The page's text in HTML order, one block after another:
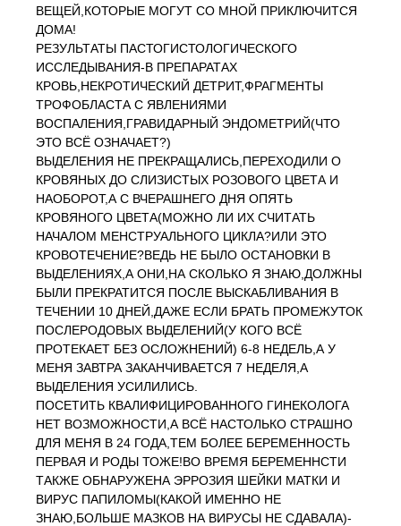
ВЕЩЕЙ,КОТОРЫЕ МОГУТ СО МНОЙ ПРИКЛЮЧИТСЯ
ДОМА!
РЕЗУЛЬТАТЫ ПАСТОГИСТОЛОГИЧЕСКОГО
ИССЛЕДЫВАНИЯ-В ПРЕПАРАТАХ
КРОВЬ,НЕКРОТИЧЕСКИЙ ДЕТРИТ,ФРАГМЕНТЫ
ТРОФОБЛАСТА С ЯВЛЕНИЯМИ
ВОСПАЛЕНИЯ,ГРАВИДАРНЫЙ ЭНДОМЕТРИЙ(ЧТО
ЭТО ВСЁ ОЗНАЧАЕТ?)
ВЫДЕЛЕНИЯ НЕ ПРЕКРАЩАЛИСЬ,ПЕРЕХОДИЛИ О
КРОВЯНЫХ ДО СЛИЗИСТЫХ РОЗОВОГО ЦВЕТА И
НАОБОРОТ,А С ВЧЕРАШНЕГО ДНЯ ОПЯТЬ
КРОВЯНОГО ЦВЕТА(МОЖНО ЛИ ИХ СЧИТАТЬ
НАЧАЛОМ МЕНСТРУАЛЬНОГО ЦИКЛА?ИЛИ ЭТО
КРОВОТЕЧЕНИЕ?ВЕДЬ НЕ БЫЛО ОСТАНОВКИ В
ВЫДЕЛЕНИЯХ,А ОНИ,НА СКОЛЬКО Я ЗНАЮ,ДОЛЖНЫ
БЫЛИ ПРЕКРАТИТСЯ ПОСЛЕ ВЫСКАБЛИВАНИЯ В
ТЕЧЕНИИ 10 ДНЕЙ,ДАЖЕ ЕСЛИ БРАТЬ ПРОМЕЖУТОК
ПОСЛЕРОДОВЫХ ВЫДЕЛЕНИЙ(У КОГО ВСЁ
ПРОТЕКАЕТ БЕЗ ОСЛОЖНЕНИЙ) 6-8 НЕДЕЛЬ,А У
МЕНЯ ЗАВТРА ЗАКАНЧИВАЕТСЯ 7 НЕДЕЛЯ,А
ВЫДЕЛЕНИЯ УСИЛИЛИСЬ.
ПОСЕТИТЬ КВАЛИФИЦИРОВАННОГО ГИНЕКОЛОГА
НЕТ ВОЗМОЖНОСТИ,А ВСЁ НАСТОЛЬКО СТРАШНО
ДЛЯ МЕНЯ В 24 ГОДА,ТЕМ БОЛЕЕ БЕРЕМЕННОСТЬ
ПЕРВАЯ И РОДЫ ТОЖЕ!ВО ВРЕМЯ БЕРЕМЕННСТИ
ТАКЖЕ ОБНАРУЖЕНА ЭРРОЗИЯ ШЕЙКИ МАТКИ И
ВИРУС ПАПИЛОМЫ(КАКОЙ ИМЕННО НЕ
ЗНАЮ,БОЛЬШЕ МАЗКОВ НА ВИРУСЫ НЕ СДАВАЛА)-